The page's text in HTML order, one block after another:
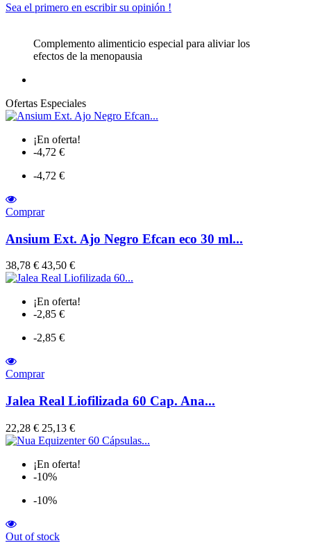
Sea el primero en escribir su opinión !
Complemento alimenticio especial para aliviar los
efectos de la menopausia
Ofertas Especiales
¡En oferta!
-4,72 €
-4,72 €
Comprar
Ansium Ext. Ajo Negro Efcan eco 30 ml...
Precio
38,78 € 43,50 €
¡En oferta!
-2,85 €
-2,85 €
Comprar
Jalea Real Liofilizada 60 Cap. Ana...
Precio
22,28 € 25,13 €
¡En oferta!
-10%
-10%
Out of stock